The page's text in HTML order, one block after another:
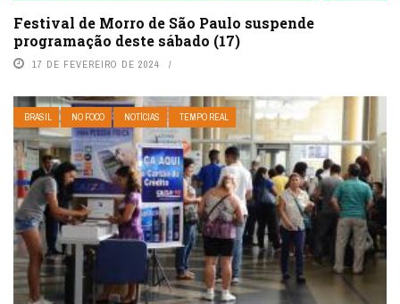
Festival de Morro de São Paulo suspende
programação deste sábado (17)
17 DE FEVEREIRO DE 2024
BRASIL NO FOCO NOTÍCIAS TEMPO REAL